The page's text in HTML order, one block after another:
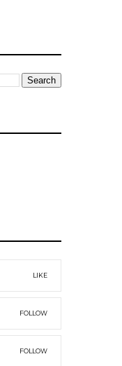
LIKE
FOLLOW
FOLLOW